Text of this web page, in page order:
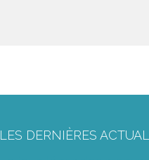
LES DERNIÈRES